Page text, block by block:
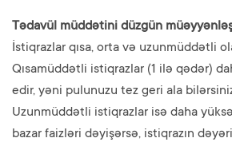
Tədavül müddətini düzgün
İstiqrazlar qısa, orta və uzunmüddətli
Qısamüddətli istiqrazlar (1 ilə qədər)
edir, yəni pulunuzu tez geri ala
Uzunmüddətli istiqrazlar isə daha
bazar faizləri dəyişərsə, istiqrazın